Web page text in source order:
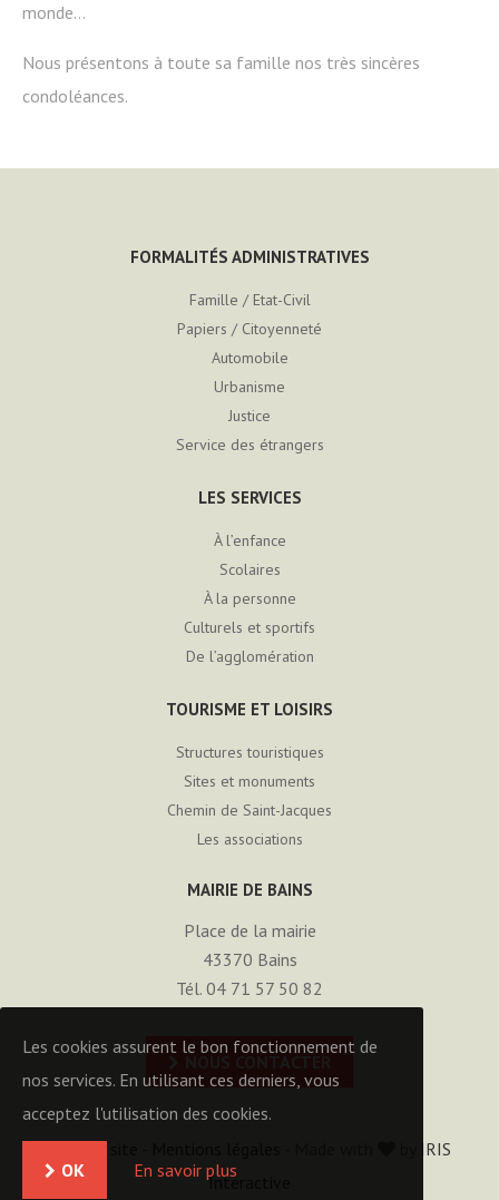
monde…
Nous présentons à toute sa famille nos très sincères
condoléances.
FORMALITÉS ADMINISTRATIVES
Famille / Etat-Civil
Papiers / Citoyenneté
Automobile
Urbanisme
Justice
Service des étrangers
LES SERVICES
À l’enfance
Scolaires
À la personne
Culturels et sportifs
De l’agglomération
TOURISME ET LOISIRS
Structures touristiques
Sites et monuments
Chemin de Saint-Jacques
Les associations
MAIRIE DE BAINS
Place de la mairie
43370 Bains
Tél. 04 71 57 50 82
IRIS
Interactive
Les cookies assurent le bon fonctionnement de
nos services. En utilisant ces derniers, vous
acceptez l'utilisation des cookies.
OK En savoir plus